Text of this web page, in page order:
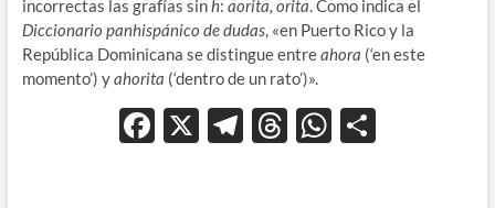
incorrectas las grafías sinh: aorita, orita. Como indica el
Diccionario panhispánico de dudas, «en Puerto Rico y la
República Dominicana se distingue entreahora (‘en este
momento’) yahorita (‘dentro de un rato’)».
F X T T W